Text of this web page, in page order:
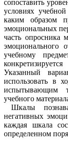
сопоставить
условиях
каким образом
эмоциональных
часть опросника
эмоционального
учебному
Указанный
использовать в
испытывающим
учебного
Шкалы
негативных
каждая шкала
определенном